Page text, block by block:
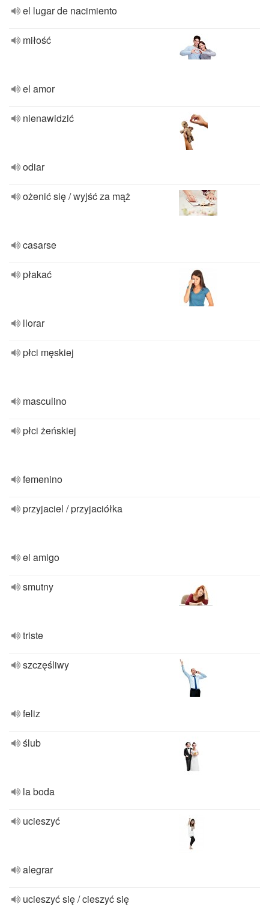
el lugar de nacimiento
miłość
el amor
nienawidzić
odiar
ożenić się / wyjść za mąż
casarse
płakać
llorar
płci męskiej
masculino
płci żeńskiej
femenino
przyjaciel / przyjaciółka
el amigo
smutny
triste
szczęśliwy
feliz
ślub
la boda
ucieszyć
alegrar
ucieszyć się / cieszyć się